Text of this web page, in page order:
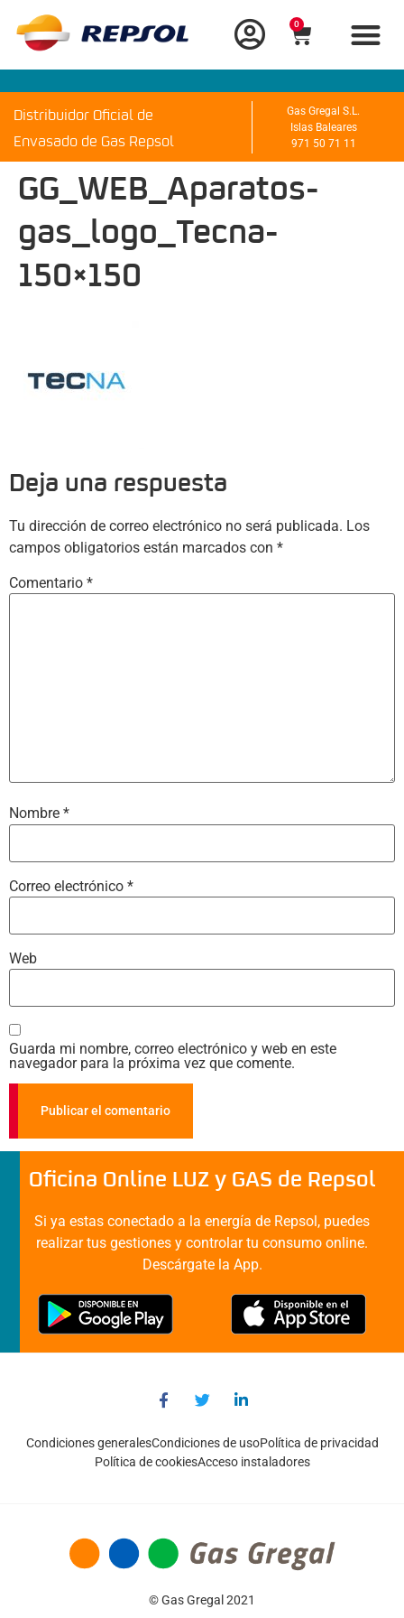
0
Distribuidor Oficial de
Envasado de Gas Repsol
Gas Gregal S.L.
Islas Baleares
971 50 71 11
GG_WEB_Aparatos-
gas_logo_Tecna-
150×150
Deja una respuesta
Tu dirección de correo electrónico no será publicada. Los
campos obligatorios están marcados con *
Comentario *
Nombre *
Correo electrónico *
Web
Guarda mi nombre, correo electrónico y web en este
navegador para la próxima vez que comente.
Oficina Online LUZ y GAS de Repsol
Si ya estas conectado a la energía de Repsol, puedes
realizar tus gestiones y controlar tu consumo online.
Descárgate la App.
Condiciones generalesCondiciones de usoPolítica de privacidad
Política de cookiesAcceso instaladores
© Gas Gregal 2021